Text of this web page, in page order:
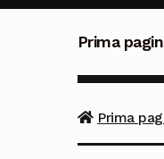
Prima
Prima